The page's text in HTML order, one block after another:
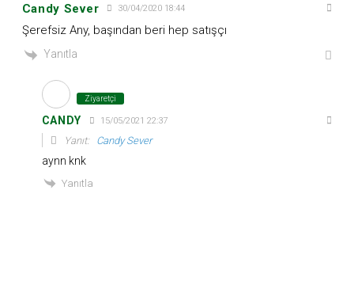
Candy Sever 30/04/2020 18:44
Şerefsiz Any, başından beri hep satışçı
Yanıtla
Ziyaretçi
CANDY 15/05/2021 22:37
Yanıt: Candy Sever
aynn knk
Yanıtla